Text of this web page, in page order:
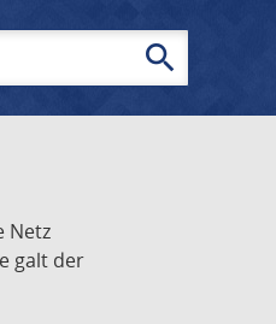
search
Netz
galt der